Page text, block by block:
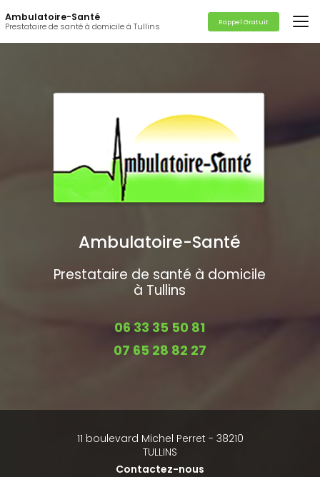
au
contenu
principal
Ambulatoire-Santé
Prestataire de santé à domicile à Tullins Rappel Gratuit
Ambulatoire-Santé
Prestataire de santé à domicile
à Tullins
06 33 35 50 81
07 65 28 82 27
11 boulevard Michel Perret - 38210
TULLINS
Contactez-nous